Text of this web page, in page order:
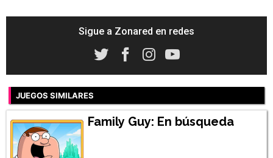
Sigue a Zonared en redes
JUEGOS SIMILARES
Family Guy: En búsqueda